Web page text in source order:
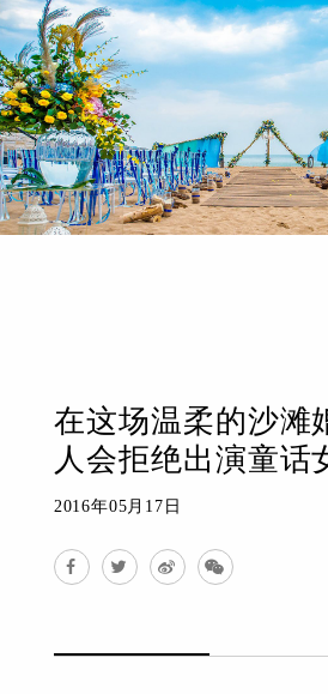
在这场温柔的沙滩
人会拒绝出演童话
2016年05月17日